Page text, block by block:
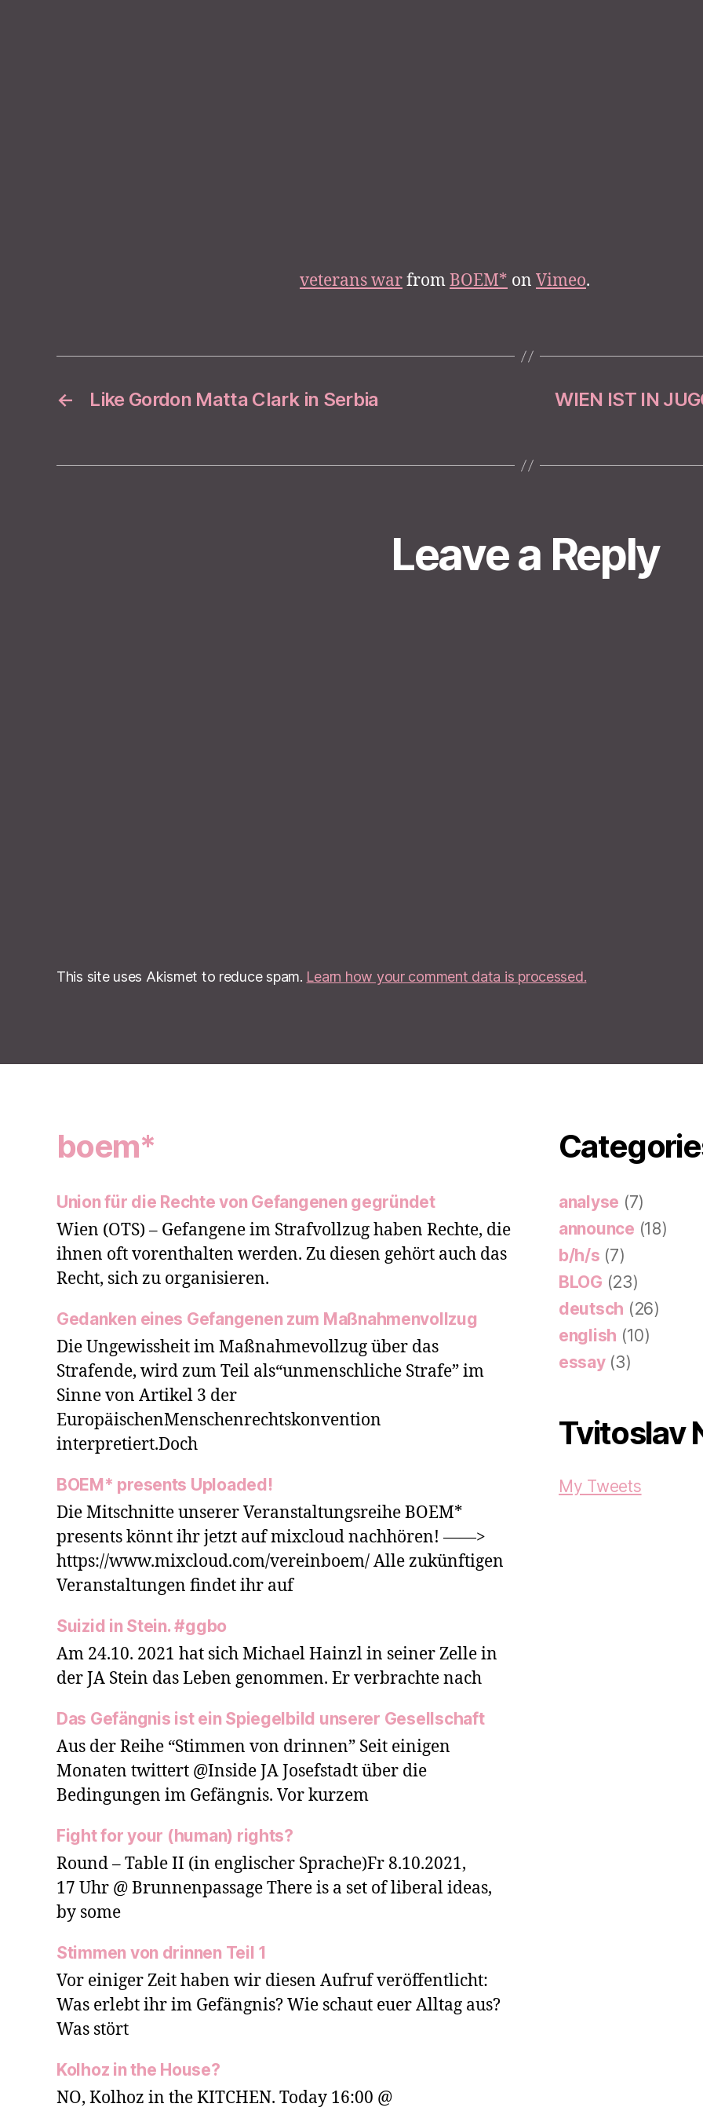
veterans warfromBOEM* on Vimeo.
← Like Gordon Matta Clark in Serbia WIEN IST IN
Leave a Reply
This site uses Akismet to reduce spam. Learn how your comment data is processed.
boem*
Union für die Rechte von Gefangenen gegründet
Wien (OTS) – Gefangene im Strafvollzug haben Rechte, die
ihnen oft vorenthalten werden. Zu diesen gehört auch das
Recht, sich zu organisieren.
Gedanken eines Gefangenen zum Maßnahmenvollzug
Die Ungewissheit im Maßnahmevollzug über das
Strafende, wird zum Teil als“unmenschliche Strafe” im
Sinne von Artikel 3 der
EuropäischenMenschenrechtskonvention
interpretiert.Doch
BOEM* presents Uploaded!
Die Mitschnitte unserer Veranstaltungsreihe BOEM*
presents könnt ihr jetzt auf mixcloud nachhören! ——>
https://www.mixcloud.com/vereinboem/ Alle zukünftigen
Veranstaltungen findet ihr auf
Suizid in Stein. #ggbo
Am 24.10. 2021 hat sich Michael Hainzl in seiner Zelle in
der JA Stein das Leben genommen. Er verbrachte nach
Das Gefängnis ist ein Spiegelbild unserer Gesellschaft
Aus der Reihe “Stimmen von drinnen” Seit einigen
Monaten twittert @Inside JA Josefstadt über die
Bedingungen im Gefängnis. Vor kurzem
Fight for your (human) rights?
Round – Table II (in englischer Sprache)Fr 8.10.2021,
17 Uhr @ Brunnenpassage There is a set of liberal ideas,
by some
Stimmen von drinnen Teil 1
Vor einiger Zeit haben wir diesen Aufruf veröffentlicht:
Was erlebt ihr im Gefängnis? Wie schaut euer Alltag aus?
Was stört
Kolhoz in the House?
NO, Kolhoz in the KITCHEN. Today 16:00 @
analyse (7)
announce (18)
b/h/s (7)
BLOG (23)
deutsch (26)
english (10)
essay(3)
Tvitoslav
My Tweets